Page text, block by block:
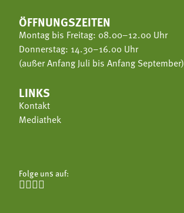
ÖFFNUNGSZEITEN
Montag bis Freitag: 08.00–12.00 Uhr
Donnerstag: 14.30–16.00 Uhr
(außer Anfang Juli bis Anfang September)
LINKS
Kontakt
Mediathek
Folge uns auf:
